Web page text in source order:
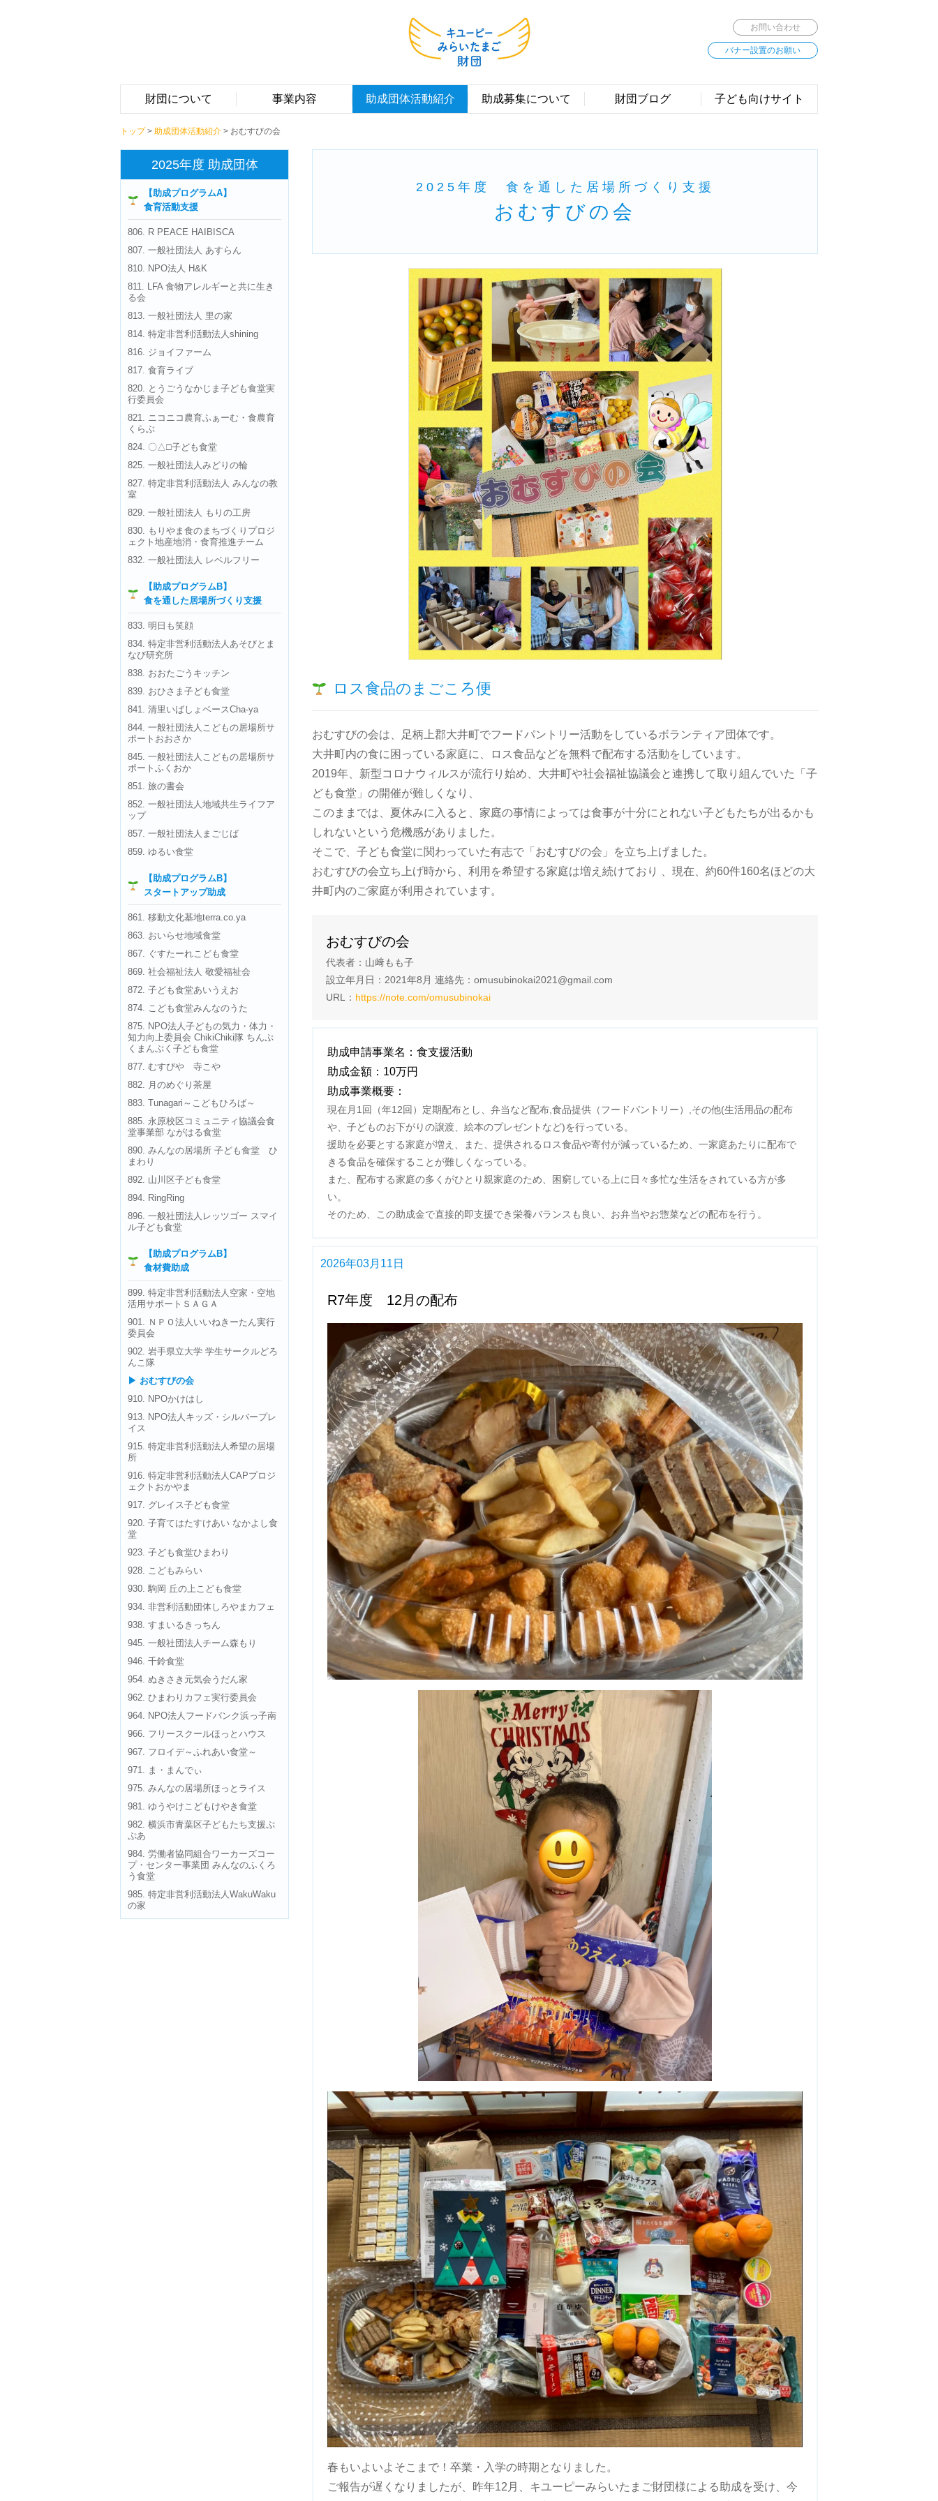
お問い合わせ
バナー設置のお願い
財団について 事業内容 助成団体活動紹介 助成募集について 財団ブログ 子ども向けサイト
トップ> 助成団体活動紹介 > おむすびの会
2025年度 助成団体
【助成プログラムA】
食育活動支援
806. R PEACE HAIBISCA
807. 一般社団法人 あすらん
810. NPO法人 H&K
811. LFA 食物アレルギーと共に生き
る会
813. 一般社団法人 里の家
814. 特定非営利活動法人shining
816. ジョイファーム
817. 食育ライブ
820. とうごうなかじま子ども食堂実
行委員会
821. ニコニコ農育ふぁーむ・食農育
くらぶ
824. 〇△□子ども食堂
825. 一般社団法人みどりの輪
827. 特定非営利活動法人 みんなの教
室
829. 一般社団法人 もりの工房
830. もりやま食のまちづくりプロジ
ェクト地産地消・食育推進チーム
832. 一般社団法人 レベルフリー
【助成プログラムB】
食を通した居場所づくり支援
833. 明日も笑顔
834. 特定非営利活動法人あそびとま
なび研究所
838. おおたごうキッチン
839. おひさま子ども食堂
841. 清里いばしょベースCha-ya
844. 一般社団法人こどもの居場所サ
ポートおおさか
845. 一般社団法人こどもの居場所サ
ポートふくおか
851. 旅の書会
852. 一般社団法人地域共生ライフア
ップ
857. 一般社団法人まごじば
859. ゆるい食堂
【助成プログラムB】
スタートアップ助成
861. 移動文化基地terra.co.ya
863. おいらせ地域食堂
867. ぐすたーれこども食堂
869. 社会福祉法人 敬愛福祉会
872. 子ども食堂あいうえお
874. こども食堂みんなのうた
875. NPO法人子どもの気力・体力・
知力向上委員会 ChikiChiki隊 ちんぷ
くまんぷく子ども食堂
877. むすびや 寺こや
882. 月のめぐり茶屋
883. Tunagari～こどもひろば～
885. 永原校区コミュニティ協議会食
堂事業部 ながはる食堂
890. みんなの居場所 子ども食堂 ひ
まわり
892. 山川区子ども食堂
894. RingRing
896. 一般社団法人レッツゴー スマイ
ル子ども食堂
【助成プログラムB】
食材費助成
899. 特定非営利活動法人空家・空地
活用サポートＳＡＧＡ
901. ＮＰＯ法人いいねきーたん実行
委員会
902. 岩手県立大学 学生サークルどろ
んこ隊
▶ おむすびの会
910. NPOかけはし
913. NPO法人キッズ・シルバープレ
イス
915. 特定非営利活動法人希望の居場
所
916. 特定非営利活動法人CAPプロジ
ェクトおかやま
917. グレイス子ども食堂
920. 子育てはたすけあい なかよし食
堂
923. 子ども食堂ひまわり
928. こどもみらい
930. 駒岡 丘の上こども食堂
934. 非営利活動団体しろやまカフェ
938. すまいるきっちん
945. 一般社団法人チーム森もり
946. 千鈴食堂
954. ぬきさき元気会うだん家
962. ひまわりカフェ実行委員会
964. NPO法人フードバンク浜っ子南
966. フリースクールほっとハウス
967. フロイデ～ふれあい食堂～
971. ま・まんでぃ
975. みんなの居場所ほっとライス
981. ゆうやけこどもけやき食堂
982. 横浜市青葉区子どもたち支援ぷ
ぷあ
984. 労働者協同組合ワーカーズコー
プ・センター事業団 みんなのふくろ
う食堂
985. 特定非営利活動法人WakuWaku
の家
2025年度 食を通した居場所づくり支援
おむすびの会
ロス食品のまごころ便
おむすびの会は、足柄上郡大井町でフードパントリー活動をしているボランティア団体です。
大井町内の食に困っている家庭に、ロス食品などを無料で配布する活動をしています。
2019年、新型コロナウィルスが流行り始め、大井町や社会福祉協議会と連携して取り組んでいた「子
ども食堂」の開催が難しくなり、
このままでは、夏休みに入ると、家庭の事情によっては食事が十分にとれない子どもたちが出るかも
しれないという危機感がありました。
そこで、子ども食堂に関わっていた有志で「おむすびの会」を立ち上げました。
おむすびの会立ち上げ時から、利用を希望する家庭は増え続けており 、現在、約60件160名ほどの大
井町内のご家庭が利用されています。
おむすびの会
代表者：山﨑もも子
設立年月日：2021年8月 連絡先：omusubinokai2021@gmail.com
URL： https://note.com/omusubinokai
助成申請事業名：食支援活動
助成金額：10万円
助成事業概要：
現在月1回（年12回）定期配布とし、弁当など配布,食品提供（フードパントリー）,その他(生活用品の配布
や、子どものお下がりの譲渡、絵本のプレゼントなど)を行っている。
援助を必要とする家庭が増え、また、提供されるロス食品や寄付が減っているため、一家庭あたりに配布で
きる食品を確保することが難しくなっている。
また、配布する家庭の多くがひとり親家庭のため、困窮している上に日々多忙な生活をされている方が多
い。
そのため、この助成金で直接的即支援でき栄養バランスも良い、お弁当やお惣菜などの配布を行う。
2026年03月11日
R7年度 12月の配布
春もいよいよそこまで！卒業・入学の時期となりました。
ご報告が遅くなりましたが、昨年12月、キユーピーみらいたまご財団様による助成を受け、今